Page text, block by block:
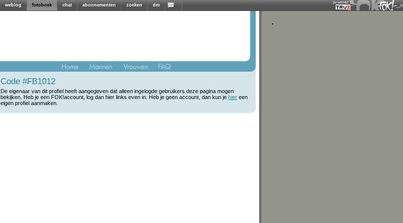
weblog fotoboek chat abonnementen zoeken dm
Code #FB1012
De eigenaar van dit profiel heeft aangegeven dat alleen ingelogde gebruikers deze pagina mogen
bekijken. Heb je een FOK!account, log dan hier links even in. Heb je geen account, dan kun je hier een
eigen profiel aanmaken.